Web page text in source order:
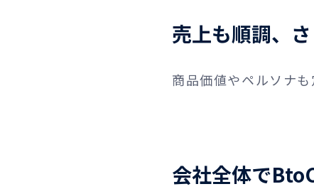
売上も順調、
商品価値やペルソナ
会社全体で